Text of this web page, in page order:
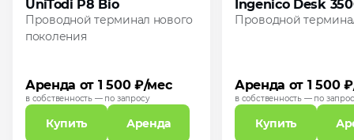
UniTodi P8 Bio
Проводной терминал нового
поколения
Аренда от 1 500 ₽/мес
в собственность — по запросу
Купить Аренда
Ingenico Desk
Проводной
Аренда от 1 500
в собственность — по
Купить